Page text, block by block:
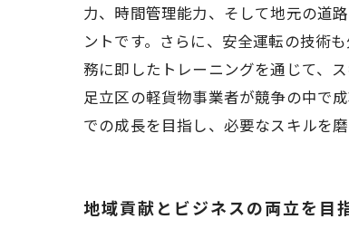
力、時間管理能力、そして地元の道
ントです。さらに、安全運転の技術
務に即したトレーニングを通じて、
足立区の軽貨物事業者が競争の中で
での成長を目指し、必要なスキルを磨
地域貢献とビジネスの両立を目